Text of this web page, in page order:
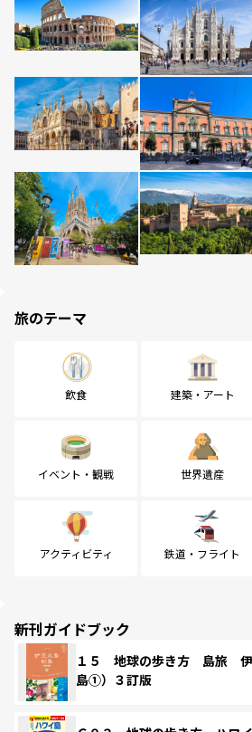
旅のテーマ
飲食 建築・アート
イベント・観戦 世界遺産
アクティビティ 鉄道・フライト
新刊ガイドブック
１５ 地球の歩き方 島旅
島①）３訂版